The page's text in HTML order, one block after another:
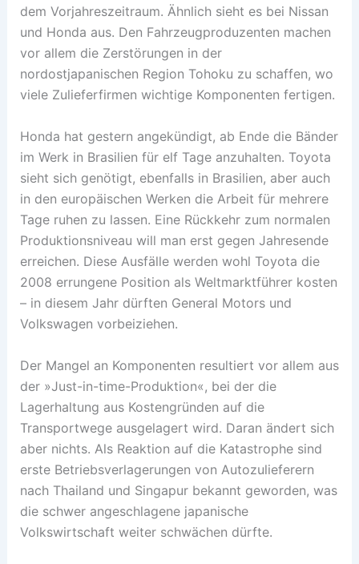
dem Vorjahreszeitraum. Ähnlich sieht es bei Nissan
und Honda aus. Den Fahrzeugproduzenten machen
vor allem die Zerstörungen in der
nordostjapanischen Region Tohoku zu schaffen, wo
viele Zulieferfirmen wichtige Komponenten fertigen.
Honda hat gestern angekündigt, ab Ende die Bänder
im Werk in Brasilien für elf Tage anzuhalten. Toyota
sieht sich genötigt, ebenfalls in Brasilien, aber auch
in den europäischen Werken die Arbeit für mehrere
Tage ruhen zu lassen. Eine Rückkehr zum normalen
Produktionsniveau will man erst gegen Jahresende
erreichen. Diese Ausfälle werden wohl Toyota die
2008 errungene Position als Weltmarktführer kosten
– in diesem Jahr dürften General Motors und
Volkswagen vorbeiziehen.
Der Mangel an Komponenten resultiert vor allem aus
der »Just-in-time-Produktion«, bei der die
Lagerhaltung aus Kostengründen auf die
Transportwege ausgelagert wird. Daran ändert sich
aber nichts. Als Reaktion auf die Katastrophe sind
erste Betriebsverlagerungen von Autozulieferern
nach Thailand und Singapur bekannt geworden, was
die schwer angeschlagene japanische
Volkswirtschaft weiter schwächen dürfte.